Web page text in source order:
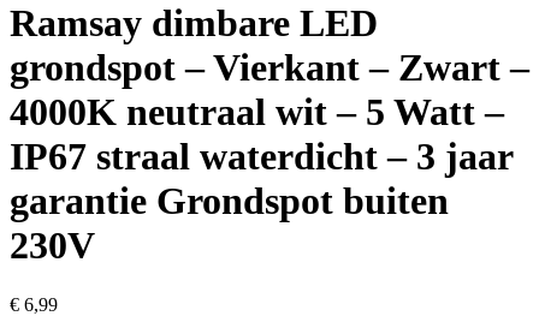
Ramsay dimbare LED
grondspot – Vierkant – Zwart –
4000K neutraal wit – 5 Watt –
IP67 straal waterdicht – 3 jaar
garantie Grondspot buiten
230V
€ 6,99